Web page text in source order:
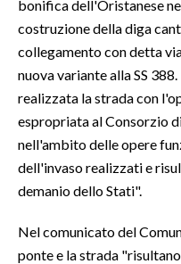
GOSSIP
SARDI NEL MONDO
#CARAUNIONE
bonifica dell'Oristanese
costruzione della diga
collegamento con detta
nuova variante alla SS
realizzata la strada con
espropriata al Consorzio
nell'ambito delle opere
dell'invaso realizzati e
demanio dello Stati".
Nel comunicato del
ponte e la strada